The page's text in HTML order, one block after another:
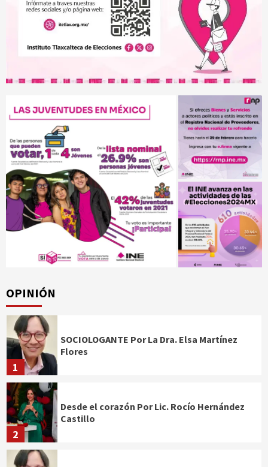
OPINIÓN
1
SOCIOLOGANTE Por La Dra. Elsa Martínez
Flores
2
Desde el corazón Por Lic. Rocío Hernández
Castillo